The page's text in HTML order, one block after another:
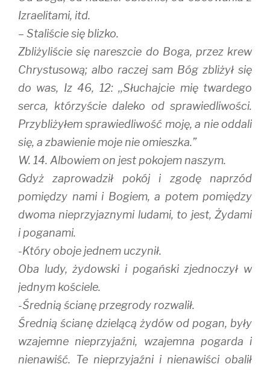
Izraelitami, itd.
– Staliście się blizko.
Zbliżyliście się nareszcie do Boga, przez krew
Chrystusową; albo raczej sam Bóg zbliżył się
do was, Iz 46, 12: ,,Słuchajcie mię twardego
serca, którzyście daleko od sprawiedliwości.
Przybliżyłem sprawiedliwość moję, a nie oddali
się, a zbawienie moje nie omieszka.”
W. 14. Albowiem on jest pokojem naszym.
Gdyż zaprowadził pokój i zgodę naprzód
pomiędzy nami i Bogiem, a potem pomiędzy
dwoma nieprzyjaznymi ludami, to jest, Żydami
i poganami.
-Który oboje jednem uczynił.
Oba ludy, żydowski i pogański zjednoczył w
jednym kościele.
-Średnią ścianę przegrody rozwalił.
Średnią ścianę dzielącą żydów od pogan, były
wzajemne nieprzyjaźni, wzajemna pogarda i
nienawiść. Te nieprzyjaźni i nienawiści obalił